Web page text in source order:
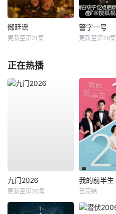
御廷谣
更新至第21集
警字一号
更新至第28集
正在热播
九门2026
更新至第20集
我的前半生
已完结